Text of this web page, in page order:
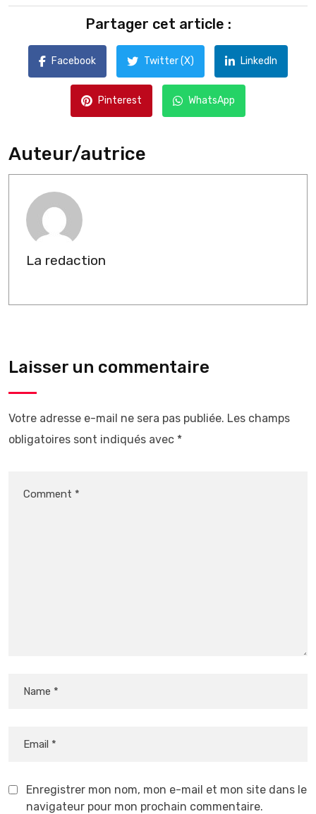
Partager cet article :
Facebook Twitter (X) LinkedIn
Pinterest WhatsApp
Auteur/autrice
La redaction
Laisser un commentaire
Votre adresse e-mail ne sera pas publiée. Les champs
obligatoires sont indiqués avec *
Enregistrer mon nom, mon e-mail et mon site dans le
navigateur pour mon prochain commentaire.